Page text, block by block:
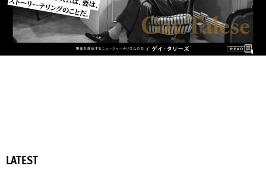
LATEST